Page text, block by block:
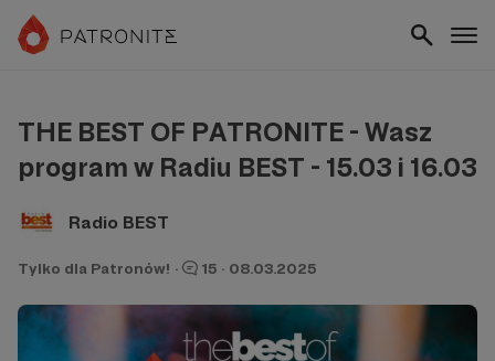
THE BEST OF PATRONITE - Wasz
program w Radiu BEST - 15.03 i 16.03
Radio BEST
Tylko dla Patronów! · 15 · 08.03.2025